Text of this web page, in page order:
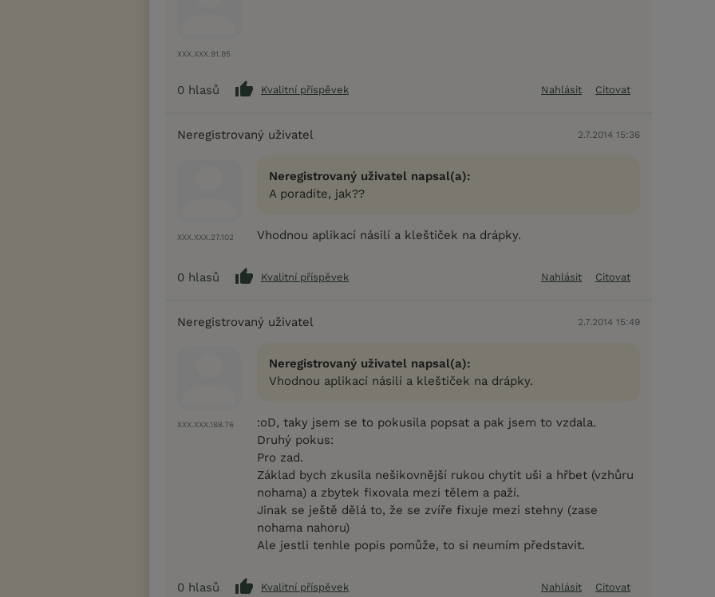
XXX.XXX.91.95
0 hlasů Kvalitní příspěvek Nahlásit Citovat
Neregistrovaný uživatel 2.7.2014 15:36
XXX.XXX.27.102
Neregistrovaný uživatel napsal(a):
A poradíte, jak??
Vhodnou aplikací násilí a kleštiček na drápky.
0 hlasů Kvalitní příspěvek Nahlásit Citovat
Neregistrovaný uživatel 2.7.2014 15:49
XXX.XXX.188.76
Neregistrovaný uživatel napsal(a):
Vhodnou aplikací násilí a kleštiček na drápky.
:oD, taky jsem se to pokusila popsat a pak jsem to vzdala.
Druhý pokus:
Pro zad.
Základ bych zkusila nešikovnější rukou chytit uši a hřbet (vzhůru
nohama) a zbytek fixovala mezi tělem a paží.
Jinak se ještě dělá to, že se zvíře fixuje mezi stehny (zase
nohama nahoru)
Ale jestli tenhle popis pomůže, to si neumím představit.
0 hlasů Kvalitní příspěvek Nahlásit Citovat